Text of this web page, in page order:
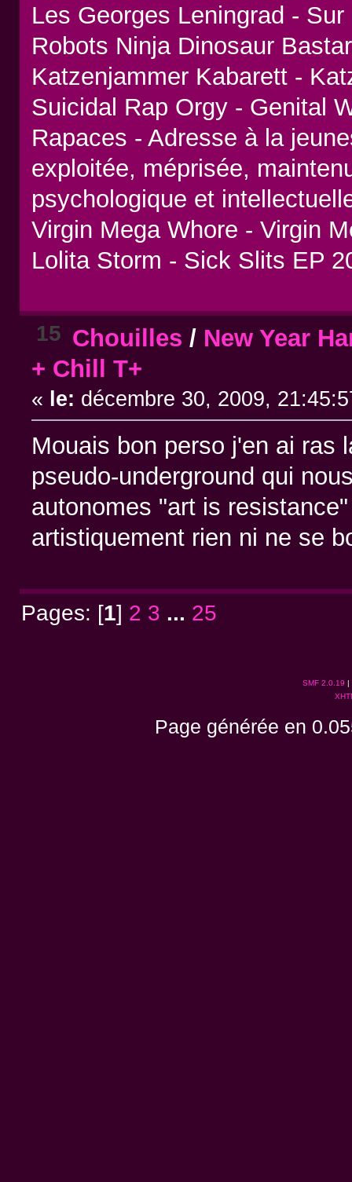
Les Georges Leningrad -
Robots Ninja Dinosaur
Katzenjammer Kabarett -
Suicidal Rap Orgy - Genital
Rapaces - Adresse à la
exploitée, méprisée,
psychologique et
Virgin Mega Whore - Virgin
Lolita Storm - Sick Slits EP
15 Chouilles / New Year
+ Chill T+
« le: décembre 30, 2009,
Mouais bon perso j'en ai ras
pseudo-underground qui
autonomes "art is
artistiquement rien ni ne se
Pages: [1] 2 3 ... 25
SMF 2.0.19
Page générée en